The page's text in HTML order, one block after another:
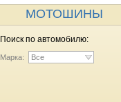
МОТОШИНЫ
Поиск по автомобилю:
Марка: Все